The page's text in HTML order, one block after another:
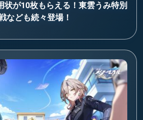
状が10枚もらえる！東雲うみ特別
なども続々登場！